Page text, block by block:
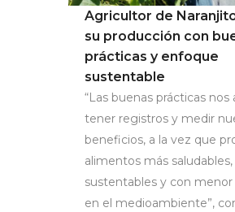
Agricultor de
su producción con
prácticas y enfoque
sustentable
“Las buenas prácticas nos
tener registros y medir
beneficios, a la vez que
alimentos más saludables,
sustentables y con
en el medioambiente”,